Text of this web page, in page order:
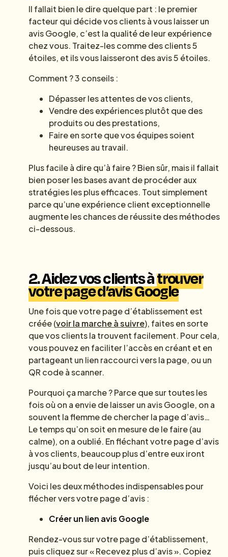
Il fallait bien le dire quelque part : le premier
facteur qui décide vos clients à vous laisser un
avis Google, c’est la qualité de leur expérience
chez vous. Traitez-les comme des clients 5
étoiles, et ils vous laisseront des avis 5 étoiles.
Comment ? 3 conseils :
Dépasser les attentes de vos clients,
Vendre des expériences plutôt que des
produits ou des prestations,
Faire en sorte que vos équipes soient
heureuses au travail.
Plus facile à dire qu’à faire ? Bien sûr, mais il fallait
bien poser les bases avant de procéder aux
stratégies les plus efficaces. Tout simplement
parce qu’une expérience client exceptionnelle
augmente les chances de réussite des méthodes
ci-dessous.
2.Aidez vos clients àtrouver
votre page d’avis Google
Une fois que votre page d’établissement est
créée (voir la marche à suivre), faites en sorte
que vos clients la trouvent facilement. Pour cela,
vous pouvez en faciliter l’accès en créant et en
partageant un lien raccourci vers la page, ou un
QR code à scanner.
Pourquoi ça marche ? Parce que sur toutes les
fois où on a envie de laisser un avis Google, on a
souvent la flemme de chercher la page d’avis…
Le temps qu’on soit en mesure de le faire (au
calme), on a oublié. En fléchant votre page d’avis
à vos clients, beaucoup plus d’entre eux iront
jusqu’au bout de leur intention.
Voici les deux méthodes indispensables pour
flécher vers votre page d’avis :
Créer un lien avis Google
Rendez-vous sur votre page d’établissement,
puis cliquez sur « Recevez plus d’avis ». Copiez